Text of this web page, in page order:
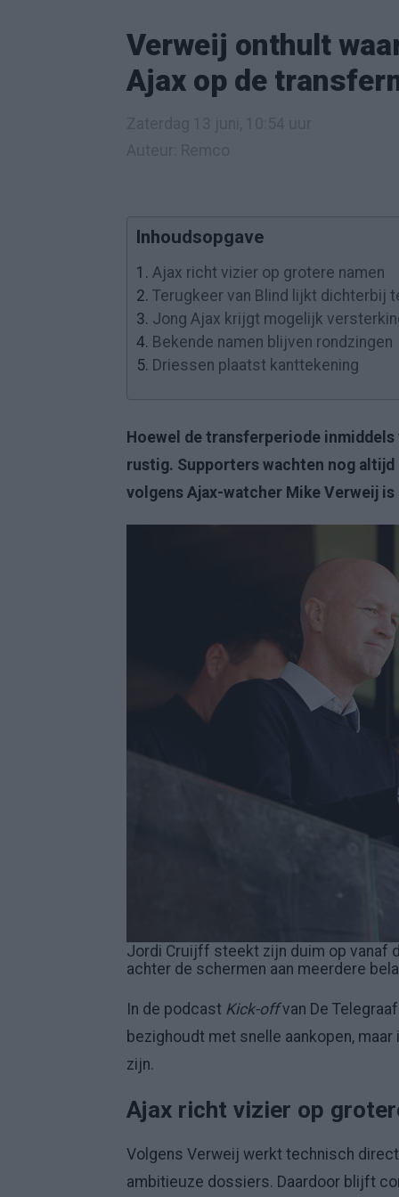
Verweij onthult
Ajax op de
Inhoudsopgave
1. Ajax richt vizier op grotere namen
2. Terugkeer van Blind lijkt dichterbij
3. Jong Ajax krijgt mogelijk
4. Bekende namen blijven rondzingen
5. Driessen plaatst kanttekening
Hoewel de transferperiode
rustig. Supporters wachten nog
volgens Ajax-watcher Mike Verweij
Jordi Cruijff steekt zijn duim op vanaf
achter de schermen aan meerdere
In de podcast Kick-offvan De
bezighoudt met snelle aankopen,
zijn.
Ajax richt vizier op
Volgens Verweij werkt technisch
ambitieuze dossiers. Daardoor blijft